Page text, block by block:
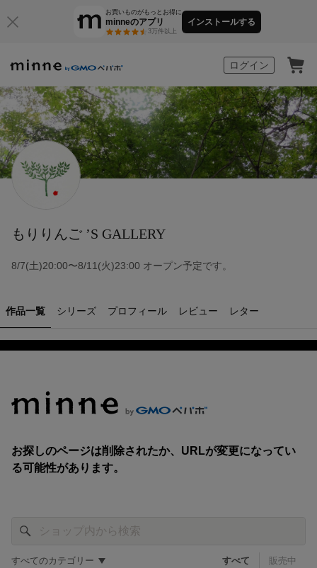
お買いものがもっとお得に
minneのアプリ
3万件以上
インストールする
ログイン
もりりんご ’S GALLERY
8/7(土)20:00〜8/11(火)23:00 オープン予定です。
作品一覧 シリーズ プロフィール レビュー レター
すべてのカテゴリー すべて 販売中